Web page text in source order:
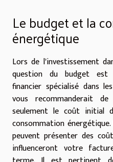
Le budget et la
énergétique
Lors de l'investissement
question du budget est
financier spécialisé dans
vous recommanderait
seulement le coût initial
consommation
peuvent présenter des
influenceront votre